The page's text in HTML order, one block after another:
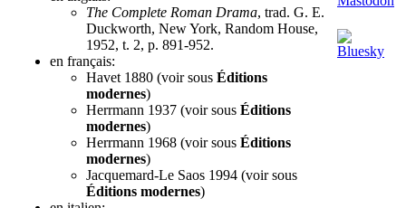
The Complete Roman Drama, trad. G. E.
Duckworth, New York, Random House,
1952, t. 2, p. 891-952.
en français:
Havet 1880 (voir sous Éditions
modernes)
Herrmann 1937 (voir sous Éditions
modernes)
Herrmann 1968 (voir sous Éditions
modernes)
Jacquemard-Le Saos 1994 (voir sous
Éditions modernes)